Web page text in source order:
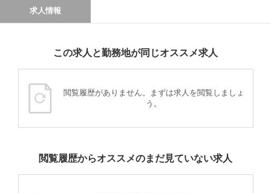
求人情報
この求人と勤務地が同じオススメ求人
閲覧履歴がありません。まずは求人を閲覧しましょ
う。
閲覧履歴からオススメのまだ見ていない求人